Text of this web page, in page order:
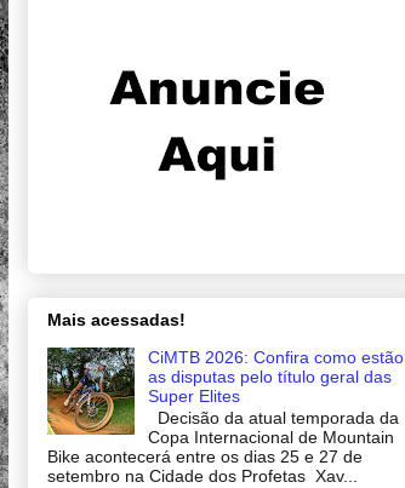
Mais acessadas!
CiMTB 2026: Confira como estão
as disputas pelo título geral das
Super Elites
Decisão da atual temporada da
Copa Internacional de Mountain
Bike acontecerá entre os dias 25 e 27 de
setembro na Cidade dos Profetas Xav...